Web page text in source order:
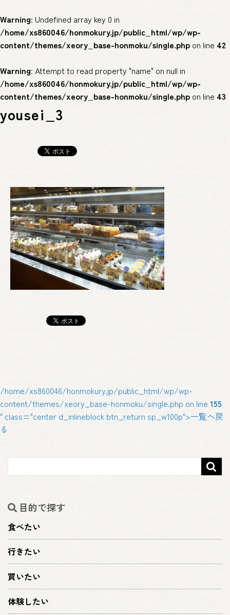
Warning: Undefined array key 0 in
/home/xs860046/honmokury.jp/public_html/wp/wp-
content/themes/xeory_base-honmoku/single.php on line 42
Warning: Attempt to read property "name" on null in
/home/xs860046/honmokury.jp/public_html/wp/wp-
content/themes/xeory_base-honmoku/single.php on line 43
yousei_3
/home/xs860046/honmokury.jp/public_html/wp/wp-
content/themes/xeory_base-honmoku/single.php on line 155
" class="center d_inlineblock btn_return sp_w100p">一覧へ戻
る

目的で探す
食べたい
行きたい
買いたい
体験したい